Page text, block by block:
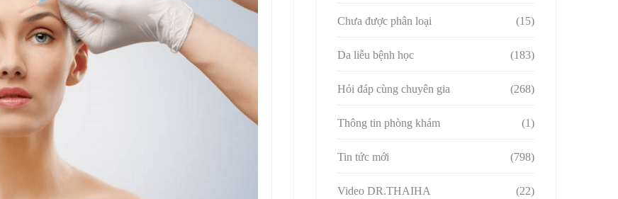
Chưa được phân loại (15)
Da liễu bệnh học (183)
Hỏi đáp cùng chuyên gia (268)
Thông tin phòng khám (1)
Tin tức mới (798)
Video DR.THAIHA (22)